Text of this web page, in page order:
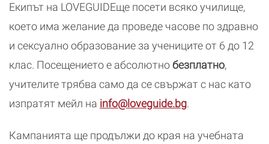
Екипът на LOVEGUIDEще посети всяко училище,
което има желание да проведе часове по здравно
и сексуално образование за учениците от 6 до 12
клас. Посещението е абсолютнобезплатно,
учителите трябва само да се свържат с нас като
изпратят мейл на info@loveguide.bg.
Кампанията ще продължи до края на учебната